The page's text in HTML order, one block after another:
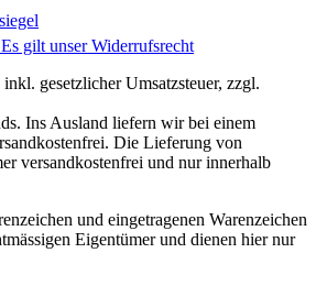
Es gilt unser Widerrufsrecht
gesetzlicher Umsatzsteuer, zzgl.
Ins Ausland liefern wir bei einem
Die Lieferung von
versandkostenfrei und nur innerhalb
und eingetragenen Warenzeichen
Eigentümer und dienen hier nur